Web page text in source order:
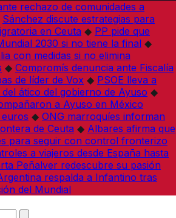
rechazo de comunidades a
Sánchez discute estrategias para
en Ceuta ◆ PP pide que
2030 si no tiene la final ◆
con medidas si no elimina
◆ Compromís denuncia ante Fiscalía
de líder de Vox ◆ PSOE lleva a
ático del gobierno de Ayuso ◆
a Ayuso en México
◆ ONG marroquíes informan
de Ceuta ◆ Albares afirma que
para seguir con control fronterizo
a viajeros desde España hasta
Peñalver redescubre su pasión
respalda a Infantino tras
del Mundial